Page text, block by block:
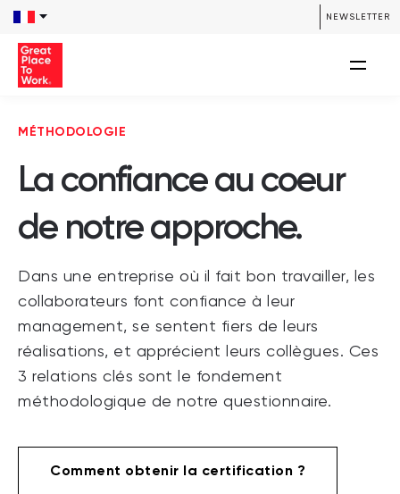
NEWSLETTER
MÉTHODOLOGIE
La confiance au coeur
de notre approche.
Dans une entreprise où il fait bon travailler, les
collaborateurs font confiance à leur
management, se sentent fiers de leurs
réalisations, et apprécient leurs collègues. Ces
3 relations clés sont le fondement
méthodologique de notre questionnaire.
Comment obtenir la certification ?